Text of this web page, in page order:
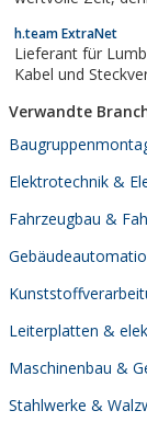
h.team ExtraNet
Lieferant für
Kabel und
Verwandte
Elektrotechnik &
Fahrzeugbau &
Leiterplatten &
Maschinenbau &
Stahlwerke &